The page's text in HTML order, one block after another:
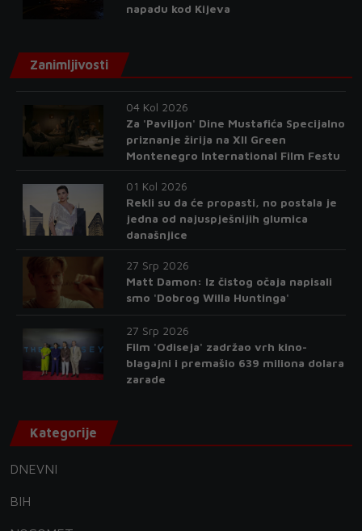
napadu kod Kijeva
Zanimljivosti
04 Kol 2026
Za 'Paviljon' Dine Mustafića Specijalno
priznanje žirija na XII Green
Montenegro International Film Festu
01 Kol 2026
Rekli su da će propasti, no postala je
jedna od najuspješnijih glumica
današnjice
27 Srp 2026
Matt Damon: Iz čistog očaja napisali
smo 'Dobrog Willa Huntinga'
27 Srp 2026
Film 'Odiseja' zadržao vrh kino-
blagajni i premašio 639 miliona dolara
zarade
Kategorije
DNEVNI
BIH